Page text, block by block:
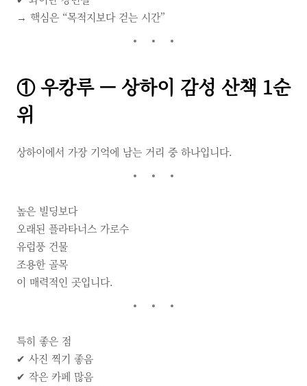
→ 핵심은 “목적지보다 걷는 시간”
① 우캉루 — 상하이 감성 산책 1순
위
상하이에서 가장 기억에 남는 거리 중 하나입니다.
높은 빌딩보다
오래된 플라타너스 가로수
유럽풍 건물
조용한 골목
이 매력적인 곳입니다.
특히 좋은 점
✔ 사진 찍기 좋음
✔ 작은 카페 많음